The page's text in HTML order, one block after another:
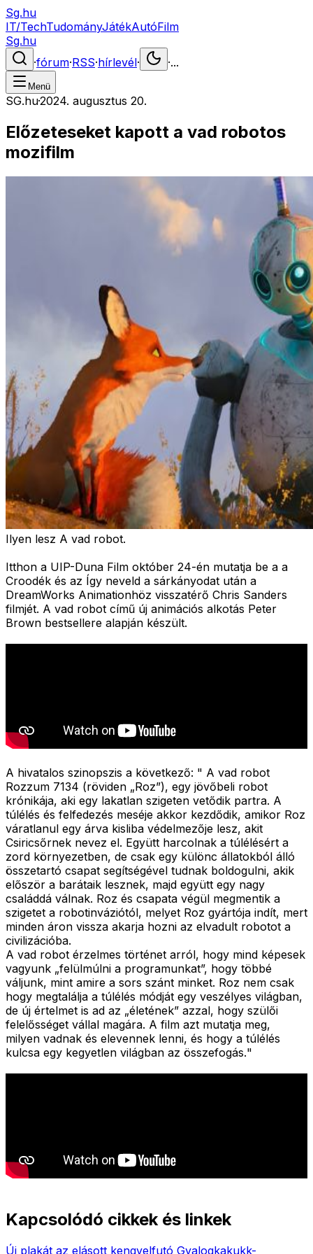
Sg.hu
IT/TechTudományJátékAutóFilm
Sg.hu
·fórum·RSS·hírlevél· ·...
Menü
SG.hu·2024. augusztus 20.
Előzeteseket kapott a vad robotos
mozifilm
Ilyen lesz A vad robot.
Itthon a UIP-Duna Film október 24-én mutatja be a a
Croodék és az Így neveld a sárkányodat után a
DreamWorks Animationhöz visszatérő Chris Sanders
filmjét. A vad robot című új animációs alkotás Peter
Brown bestsellere alapján készült.
A hivatalos szinopszis a következő: " A vad robot
Rozzum 7134 (röviden „Roz”), egy jövőbeli robot
krónikája, aki egy lakatlan szigeten vetődik partra. A
túlélés és felfedezés meséje akkor kezdődik, amikor Roz
váratlanul egy árva kisliba védelmezője lesz, akit
Csiricsőrnek nevez el. Együtt harcolnak a túlélésért a
zord környezetben, de csak egy különc állatokból álló
összetartó csapat segítségével tudnak boldogulni, akik
először a barátaik lesznek, majd együtt egy nagy
családdá válnak. Roz és csapata végül megmentik a
szigetet a robotinváziótól, melyet Roz gyártója indít, mert
minden áron vissza akarja hozni az elvadult robotot a
civilizációba.
A vad robot érzelmes történet arról, hogy mind képesek
vagyunk „felülmúlni a programunkat”, hogy többé
váljunk, mint amire a sors szánt minket. Roz nem csak
hogy megtalálja a túlélés módját egy veszélyes világban,
de új értelmet is ad az „életének” azzal, hogy szülői
felelősséget vállal magára. A film azt mutatja meg,
milyen vadnak és elevennek lenni, és hogy a túlélés
kulcsa egy kegyetlen világban az összefogás."
Kapcsolódó cikkek és linkek
Új plakát az elásott kengyelfutó Gyalogkakukk-